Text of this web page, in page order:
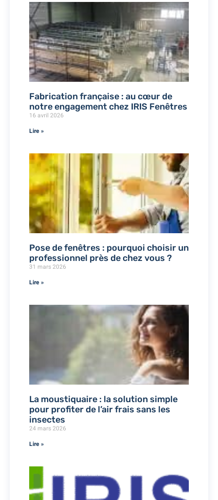
Fabrication française : au cœur de
notre engagement chez IRIS Fenêtres
16 avril 2026
Lire »
Pose de fenêtres : pourquoi choisir un
professionnel près de chez vous ?
31 mars 2026
Lire »
La moustiquaire : la solution simple
pour profiter de l’air frais sans les
insectes
24 mars 2026
Lire »